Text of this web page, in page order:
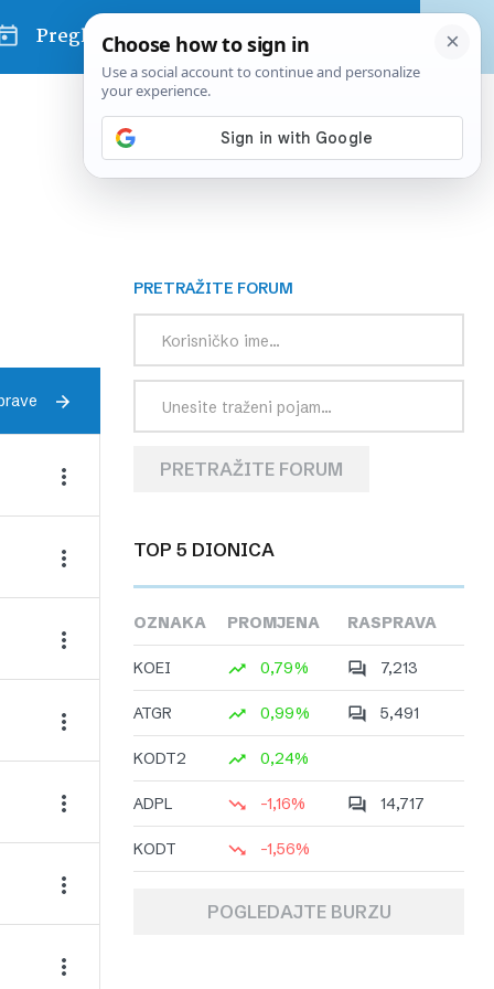
Pregled dana
PRETRAŽITE FORUM
PRETRAŽITE FORUM
TOP 5 DIONICA
OZNAKA PROMJENA RASPRAVA
KOEI 0,79% 7,213
ATGR 0,99% 5,491
KODT2 0,24%
ADPL -1,16% 14,717
KODT -1,56%
POGLEDAJTE BURZU